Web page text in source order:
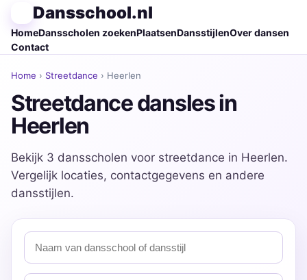
Dansschool.nl
HomeDansscholen zoekenPlaatsenDansstijlenOver dansen
Contact
Home › Streetdance › Heerlen
Streetdance dansles in
Heerlen
Bekijk 3 dansscholen voor streetdance in Heerlen.
Vergelijk locaties, contactgegevens en andere
dansstijlen.